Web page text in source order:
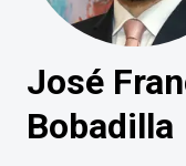
José
Bobadilla